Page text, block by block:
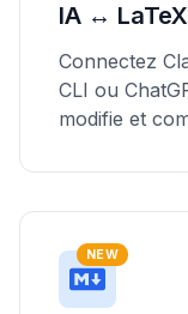
IA ↔
Connectez
CLI ou
modifie et
NEW